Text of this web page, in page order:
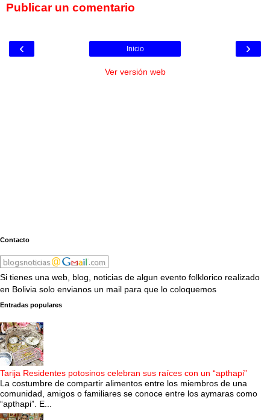
Publicar un comentario
‹ ›
Inicio
Ver versión web
Contacto
Si tienes una web, blog, noticias de algun evento folklorico realizado
en Bolivia solo envianos un mail para que lo coloquemos
Entradas populares
Tarija Residentes potosinos celebran sus raíces con un “apthapi”
La costumbre de compartir alimentos entre los miembros de una
comunidad, amigos o familiares se conoce entre los aymaras como
“apthapi”. E...